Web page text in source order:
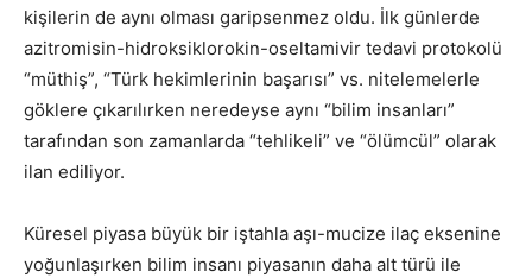
kişilerin de aynı olması garipsenmez oldu. İlk günlerde
azitromisin-hidroksiklorokin-oseltamivir tedavi protokolü
“müthiş”, “Türk hekimlerinin başarısı” vs. nitelemelerle
göklere çıkarılırken neredeyse aynı “bilim insanları”
tarafından son zamanlarda “tehlikeli” ve “ölümcül” olarak
ilan ediliyor.
Küresel piyasa büyük bir iştahla aşı-mucize ilaç eksenine
yoğunlaşırken bilim insanı piyasanın daha alt türü ile